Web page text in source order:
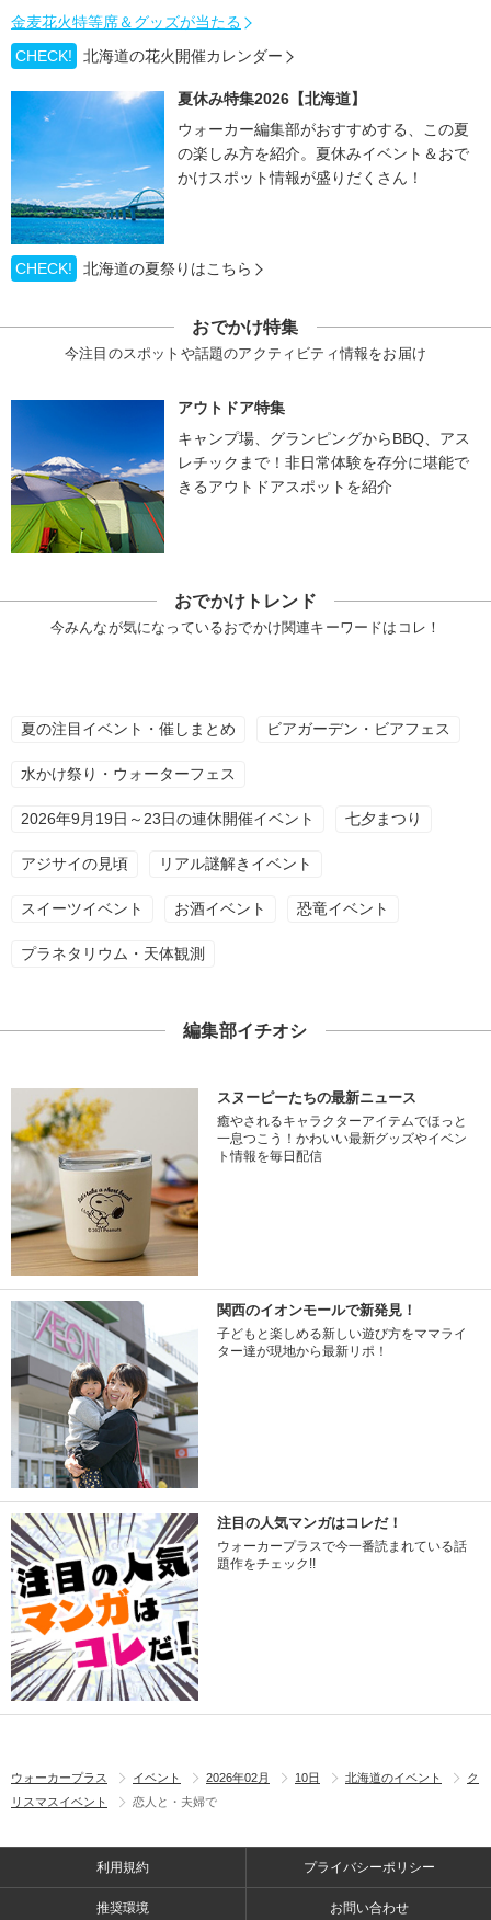
金麦花火特等席＆グッズが当たる
CHECK!
北海道の花火開催カレンダー
夏休み特集2026【北海道】
ウォーカー編集部がおすすめする、この夏
の楽しみ方を紹介。夏休みイベント＆おで
かけスポット情報が盛りだくさん！
CHECK! 北海道の夏祭りはこちら
おでかけ特集
今注目のスポットや話題のアクティビティ情報をお届け
アウトドア特集
キャンプ場、グランピングからBBQ、アス
レチックまで！非日常体験を存分に堪能で
きるアウトドアスポットを紹介
おでかけトレンド
今みんなが気になっているおでかけ関連キーワードはコレ！
夏の注目イベント・催しまとめ ビアガーデン・ビアフェス
水かけ祭り・ウォーターフェス
2026年9月19日～23日の連休開催イベント 七夕まつり
アジサイの見頃 リアル謎解きイベント
スイーツイベント お酒イベント 恐竜イベント
プラネタリウム・天体観測
編集部イチオシ
スヌーピーたちの最新ニュース
癒やされるキャラクターアイテムでほっと
一息つこう！かわいい最新グッズやイベン
ト情報を毎日配信
関西のイオンモールで新発見！
子どもと楽しめる新しい遊び方をママライ
ター達が現地から最新リポ！
注目の人気マンガはコレだ！
ウォーカープラスで今一番読まれている話
題作をチェック!!
ウォーカープラス イベント 2026年02月 10日 北海道のイベント
ク
リスマスイベント
恋人と・夫婦で
利用規約 プライバシーポリシー
推奨環境 お問い合わせ